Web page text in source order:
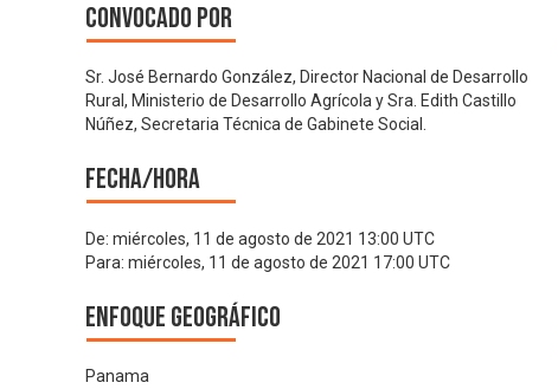
Convocado por
Sr. José Bernardo González, Director Nacional de Desarrollo
Rural, Ministerio de Desarrollo Agrícola y Sra. Edith Castillo
Núñez, Secretaria Técnica de Gabinete Social.
Fecha/hora
De: miércoles, 11 de agosto de 2021 13:00 UTC
Para: miércoles, 11 de agosto de 2021 17:00 UTC
Enfoque geográfico
Panama